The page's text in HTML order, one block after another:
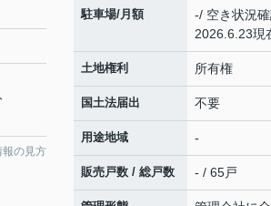
報の見方
駐車場/月額
-/ 空き状況
2026.6.23現
土地権利 所有権
国土法届出 不要
用途地域 -
販売戸数 / 総戸数 - / 65戸